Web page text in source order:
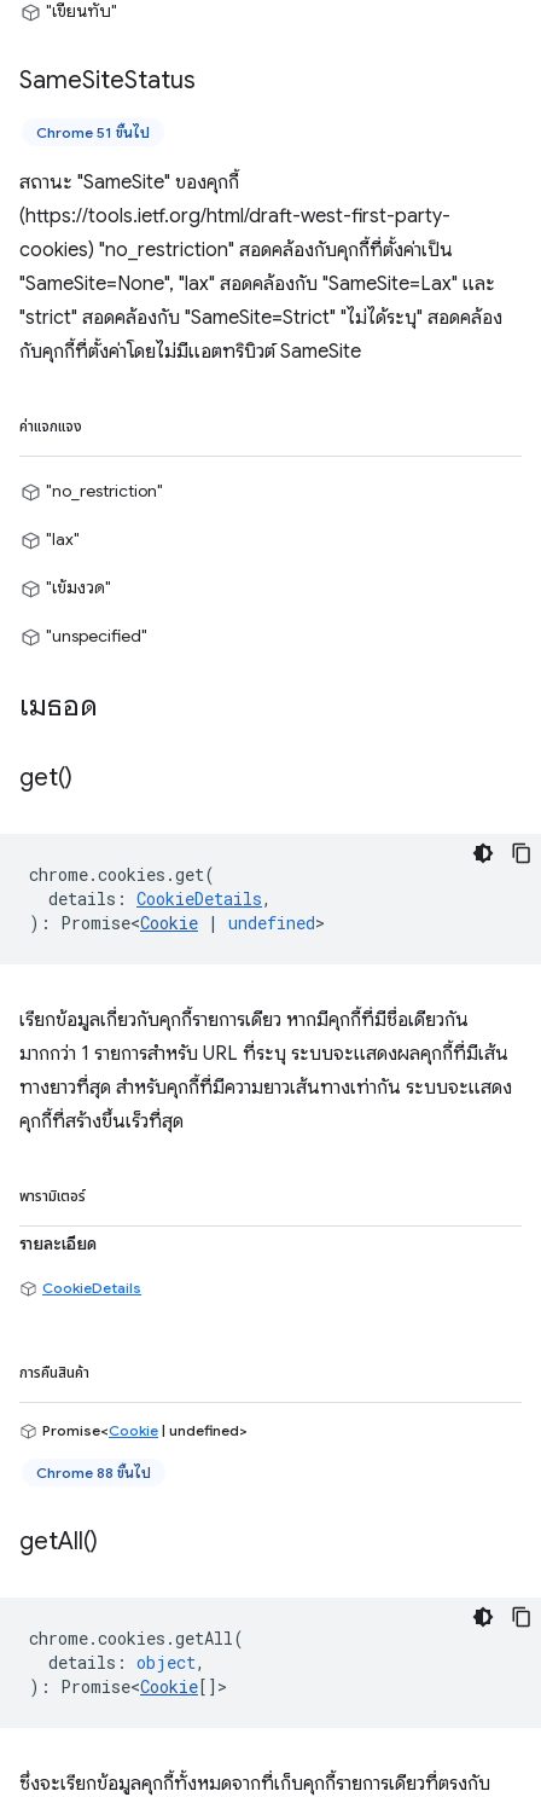
"เขียนทับ"
SameSiteStatus
Chrome 51 ขึ้นไป
สถานะ "SameSite" ของคุกกี้
(https://tools.ietf.org/html/draft-west-first-party-
cookies) "no_restriction" สอดคล้องกับคุกกี้ที่ตั้งค่าเป็น
"SameSite=None", "lax" สอดคล้องกับ "SameSite=Lax" และ
"strict" สอดคล้องกับ "SameSite=Strict" "ไม่ได้ระบุ" สอดคล้อง
กับคุกกี้ที่ตั้งค่าโดยไม่มีแอตทริบิวต์ SameSite
ค่าแจกแจง
"no_restriction"
"lax"
"เข้มงวด"
"unspecified"
เมธอด
get()
chrome.cookies .get(
details : CookieDetails,
) : Promise<Cookie | undefined>
เรียกข้อมูลเกี่ยวกับคุกกี้รายการเดียว หากมีคุกกี้ที่มีชื่อเดียวกัน
มากกว่า 1 รายการสำหรับ URL ที่ระบุ ระบบจะแสดงผลคุกกี้ที่มีเส้น
ทางยาวที่สุด สำหรับคุกกี้ที่มีความยาวเส้นทางเท่ากัน ระบบจะแสดง
คุกกี้ที่สร้างขึ้นเร็วที่สุด
พารามิเตอร์
รายละเอียด
CookieDetails
การคืนสินค้า
Promise<Cookie | undefined>
Chrome 88 ขึ้นไป
getAll()
chrome.cookies .getAll(
details : object,
) : Promise<Cookie[] >
ซึ่งจะเรียกข้อมูลคุกกี้ทั้งหมดจากที่เก็บคุกกี้รายการเดียวที่ตรงกับ